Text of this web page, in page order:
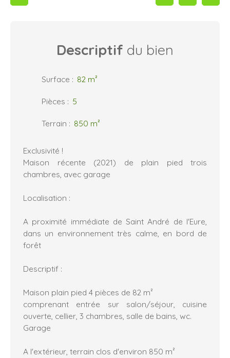
Descriptif du bien
Surface : 82 m²
Pièces : 5
Terrain : 850 m²
Exclusivité !
Maison récente (2021) de plain pied trois
chambres, avec garage
Localisation :
A proximité immédiate de Saint André de l'Eure,
dans un environnement très calme, en bord de
forêt
Descriptif :
Maison plain pied 4 pièces de 82 m²
comprenant entrée sur salon/séjour, cuisine
ouverte, cellier, 3 chambres, salle de bains, wc.
Garage
A l'extérieur, terrain clos d'environ 850 m²